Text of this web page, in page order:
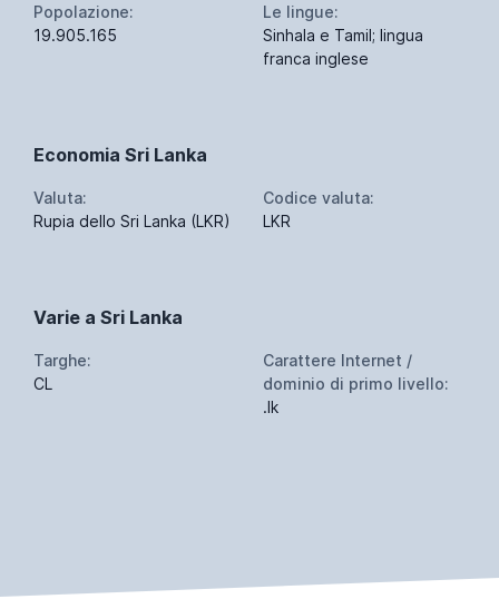
Popolazione:
19.905.165
Le lingue:
Sinhala e Tamil; lingua
franca inglese
Economia Sri Lanka
Valuta:
Rupia dello Sri Lanka (LKR)
Codice valuta:
LKR
Varie a Sri Lanka
Targhe:
CL
Carattere Internet /
dominio di primo livello:
.lk